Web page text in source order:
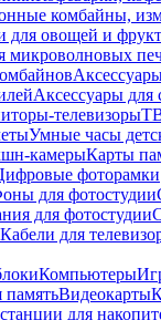
комбайны,
для овощей и
микроволновых
Аксессуары
телевизоры
Умные часы
камерыКарты
фоторамки
для фотостудии
для фотостудии
Кабели для
Компьютеры
памятьВидеокарты
для